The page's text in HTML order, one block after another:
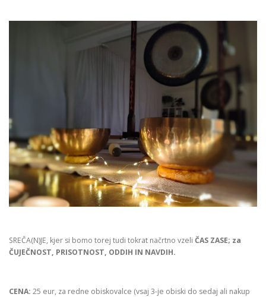
SREČA(N)JE, kjer si bomo torej tudi tokrat načrtno vzeli ČAS ZASE; za
ČUJEČNOST, PRISOTNOST, ODDIH IN NAVDIH.
CENA: 25 eur, za redne obiskovalce (vsaj 3-je obiski do sedaj ali nakup